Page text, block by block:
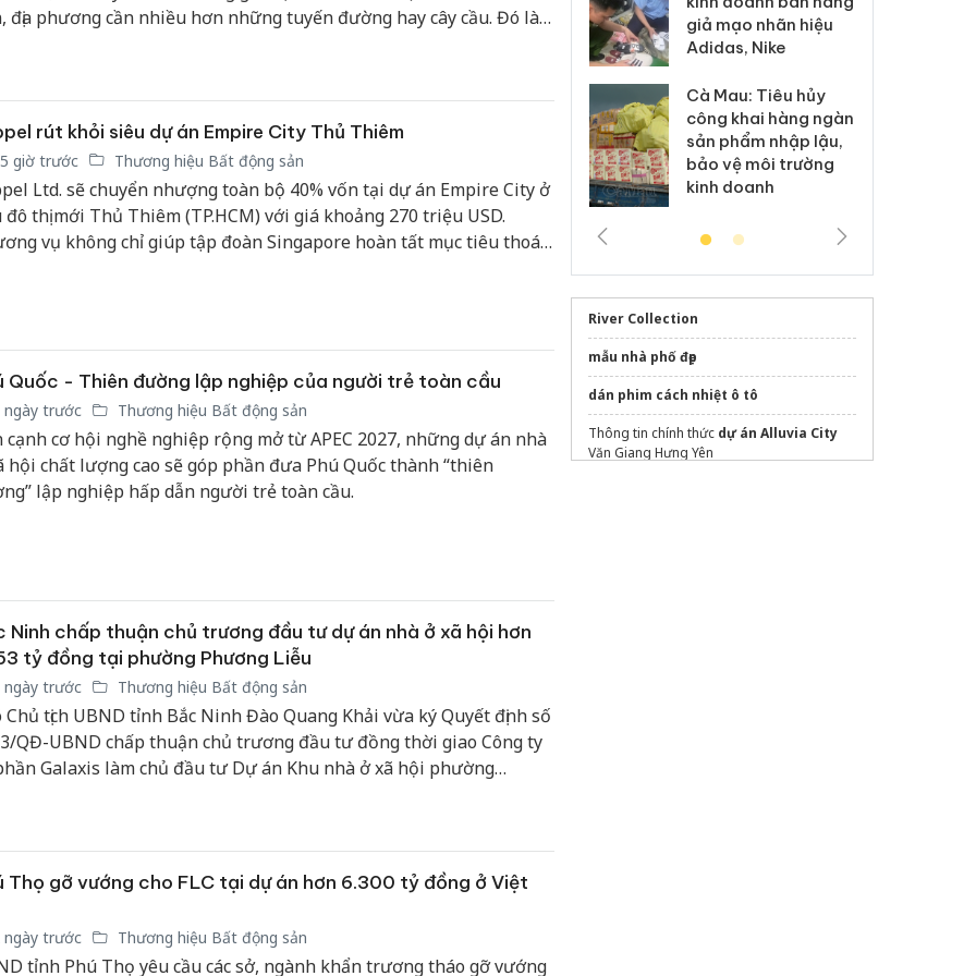
địa phương cần nhiều hơn những tuyến đường hay cây cầu. Đó là
Group đang theo đuổi khi phát triển dự án Khu dân cư Phước
rút khỏi siêu dự án Empire City Thủ Thiêm
giờ trước Thương hiệu Bất động sản
Ltd. sẽ chuyển nhượng toàn bộ 40% vốn tại dự án Empire City ở
đô thị mới Thủ Thiêm (TP.HCM) với giá khoảng 270 triệu USD.
vụ không chỉ giúp tập đoàn Singapore hoàn tất mục tiêu thoái
Quốc - Thiên đường lập nghiệp của người trẻ toàn cầu
ngày trước Thương hiệu Bất động sản
cạnh cơ hội nghề nghiệp rộng mở từ APEC 2027, những dự án nhà
hội chất lượng cao sẽ góp phần đưa Phú Quốc thành “thiên
lập nghiệp hấp dẫn người trẻ toàn cầu.
Ninh chấp thuận chủ trương đầu tư dự án nhà ở xã hội hơn
tỷ đồng tại phường Phương Liễu
ngày trước Thương hiệu Bất động sản
Chủ tịch UBND tỉnh Bắc Ninh Đào Quang Khải vừa ký Quyết định số
QĐ-UBND chấp thuận chủ trương đầu tư đồng thời giao Công ty
Galaxis làm chủ đầu tư Dự án Khu nhà ở xã hội phường
Thọ gỡ vướng cho FLC tại dự án hơn 6.300 tỷ đồng ở Việt
ngày trước Thương hiệu Bất động sản
tỉnh Phú Thọ yêu cầu các sở, ngành khẩn trương tháo gỡ vướng
hại trong vụ án buôn
bán bình sữa
An Giang: Đối tượng
giả mạo nhãn hiệu
Adidas, Nike
Cà Mau: Tiêu hủy
công khai hàng ngàn
sản phẩm nhập lậu,
bảo vệ môi trường
kinh doanh
River Collection
mẫu nhà phố đẹp
dán phim cách nhiệt ô tô
Thông tin chính thức dự án Alluvia City
Văn Giang Hưng Yên